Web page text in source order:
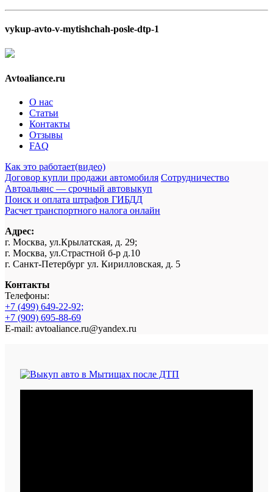
vykup-avto-v-mytishchah-posle-dtp-1
Avtoaliance.ru
О нас
Статьи
Контакты
Отзывы
FAQ
Как это работает(видео)
Договор купли продажи автомобиля Сотрудничество
Автоальянс — срочный автовыкуп
Поиск и оплата штрафов ГИБДД
Расчет транспортного налога онлайн
Адрес:
г. Москва, ул.Крылатская, д. 29;
г. Москва, ул.Страстной б-р д.10
г. Санкт-Петербург ул. Кирилловская, д. 5
Контакты
Телефоны:
+7 (499) 649-22-92;
+7 (909) 695-88-69
E-mail: avtoaliance.ru@yandex.ru